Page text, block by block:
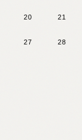
20 21
27 28